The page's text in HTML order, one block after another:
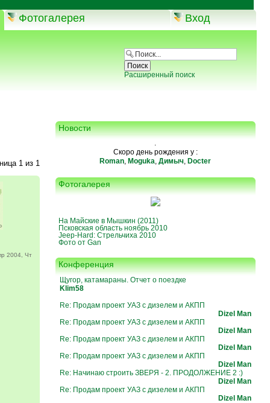
Фотогалерея Вход
Расширенный поиск
1из 1
2004, Чт
Новости
.
Скоро день рождения у :
Roman, Moguka,Димыч, Docter
Фотогалерея
На Майские в Мышкин (2011)
Псковская область ноябрь 2010
Jeep-Hard: Стрельчиха 2010
Фото от Gan
Конференция
Щугор, катамараны. Отчет о поездке
Klim58
Re: Продам проект УАЗ с дизелем и АКПП
Dizel Man
Re: Продам проект УАЗ с дизелем и АКПП
Dizel Man
Re: Продам проект УАЗ с дизелем и АКПП
Dizel Man
Re: Продам проект УАЗ с дизелем и АКПП
Dizel Man
Re: Начинаю строить ЗВЕРЯ - 2. ПРОДОЛЖЕНИЕ 2 :)
Dizel Man
Re: Продам проект УАЗ с дизелем и АКПП
Dizel Man